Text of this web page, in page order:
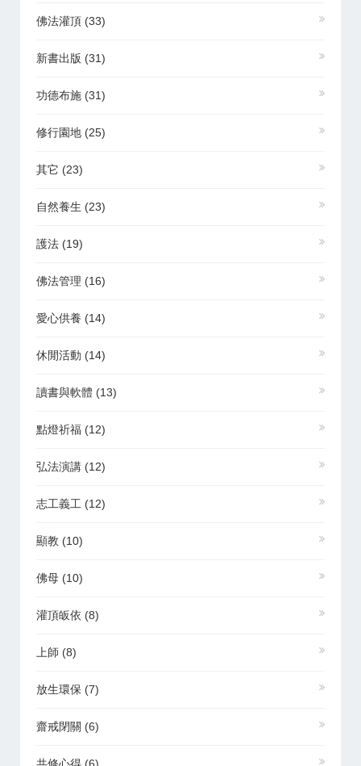
佛法灌頂 (33)
新書出版 (31)
功德布施 (31)
修行園地 (25)
其它 (23)
自然養生 (23)
護法 (19)
佛法管理 (16)
愛心供養 (14)
休閒活動 (14)
讀書與軟體 (13)
點燈祈福 (12)
弘法演講 (12)
志工義工 (12)
顯教 (10)
佛母 (10)
灌頂皈依 (8)
上師 (8)
放生環保 (7)
齋戒閉關 (6)